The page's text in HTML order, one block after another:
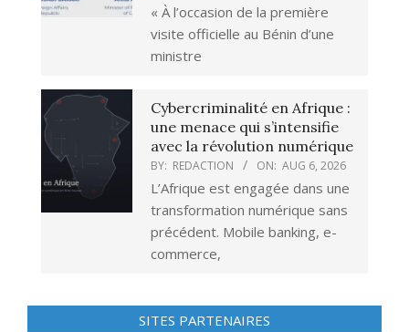
« À l’occasion de la première
visite officielle au Bénin d’une
ministre
Cybercriminalité en Afrique :
une menace qui s’intensifie
avec la révolution numérique
BY: REDACTION ON: AUG 6, 2026
L’Afrique est engagée dans une
transformation numérique sans
précédent. Mobile banking, e-
commerce,
SITES PARTENAIRES